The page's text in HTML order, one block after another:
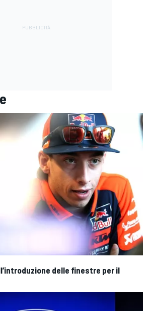
delle finestre per il